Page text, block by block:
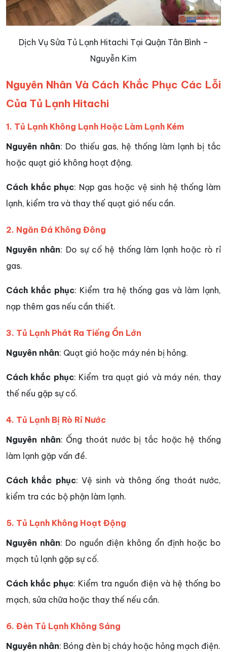
Dịch Vụ Sửa Tủ Lạnh Hitachi Tại Quận Tân Bình –
Nguyễn Kim
Nguyên Nhân Và Cách Khắc Phục Các Lỗi
Của Tủ Lạnh Hitachi
1. Tủ Lạnh Không Lạnh Hoặc Làm Lạnh Kém
Nguyên nhân: Do thiếu gas, hệ thống làm lạnh bị tắc
hoặc quạt gió không hoạt động.
Cách khắc phục: Nạp gas hoặc vệ sinh hệ thống làm
lạnh, kiểm tra và thay thế quạt gió nếu cần.
2. Ngăn Đá Không Đông
Nguyên nhân: Do sự cố hệ thống làm lạnh hoặc rò rỉ
gas.
Cách khắc phục: Kiểm tra hệ thống gas và làm lạnh,
nạp thêm gas nếu cần thiết.
3. Tủ Lạnh Phát Ra Tiếng Ồn Lớn
Nguyên nhân: Quạt gió hoặc máy nén bị hỏng.
Cách khắc phục: Kiểm tra quạt gió và máy nén, thay
thế nếu gặp sự cố.
4. Tủ Lạnh Bị Rò Rỉ Nước
Nguyên nhân: Ống thoát nước bị tắc hoặc hệ thống
làm lạnh gặp vấn đề.
Cách khắc phục: Vệ sinh và thông ống thoát nước,
kiểm tra các bộ phận làm lạnh.
5. Tủ Lạnh Không Hoạt Động
Nguyên nhân: Do nguồn điện không ổn định hoặc bo
mạch tủ lạnh gặp sự cố.
Cách khắc phục: Kiểm tra nguồn điện và hệ thống bo
mạch, sửa chữa hoặc thay thế nếu cần.
6. Đèn Tủ Lạnh Không Sáng
Nguyên nhân: Bóng đèn bị cháy hoặc hỏng mạch điện.